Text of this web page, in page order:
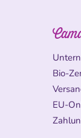
Bio-
EU-